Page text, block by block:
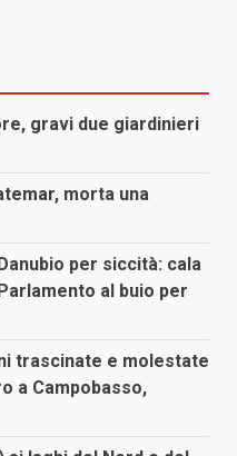
gravi due giardinieri
morta una
per siccità: cala
al buio per
trascinate e molestate
a Campobasso,